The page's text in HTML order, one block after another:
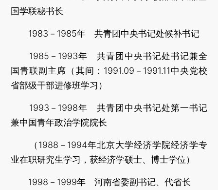
国学联秘书长
1983－1985年 共青团中央书记处候补书记
1985－1993年 共青团中央书记处书记兼全
国青联副主席（其间：1991.09－1991.11中央党校
省部级干部进修班学习）
1993－1998年 共青团中央书记处第一书记
兼中国青年政治学院院长
（1988－1994年北京大学经济学院经济学专
业在职研究生学习，获经济学硕士、博士学位）
1998－1999年 河南省委副书记、代省长